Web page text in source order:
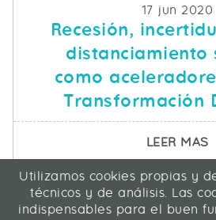
Fecha de
17 jun 2020
Recesión,
distanciamiento
como
Transformación
LEER MAS
ICA Informática y
C/ La Rábida 27,
Utilizamos cookies propias y
técnicos y de análisis. Las
indispensables para el buen